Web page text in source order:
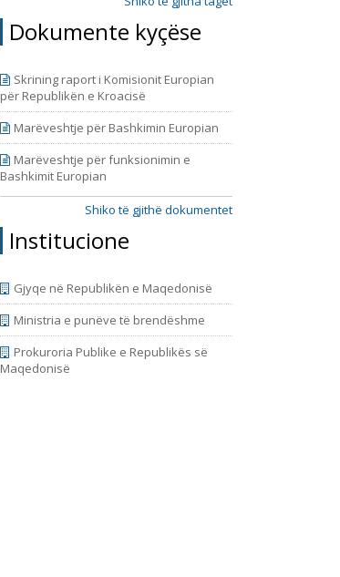
Dokumente kyçëse
Skrining raport i Komisionit Europian
për Republikën e Kroacisë
Marëveshtje për Bashkimin Europian
Marëveshtje për funksionimin e
Bashkimit Europian
Shiko të gjithë dokumentet
Institucione
Gjyqe në Republikën e Maqedonisë
Ministria e punëve të brendëshme
Prokuroria Publike e Republikës së
Maqedonisë